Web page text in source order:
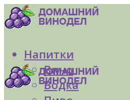
Напитки
Вино
Водка